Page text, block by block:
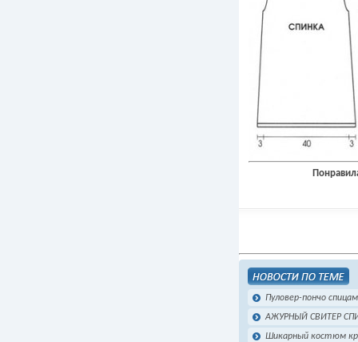
Пуловер-пончо
АЖУРНЫЙ СВИТЕР
Шикарный костюм